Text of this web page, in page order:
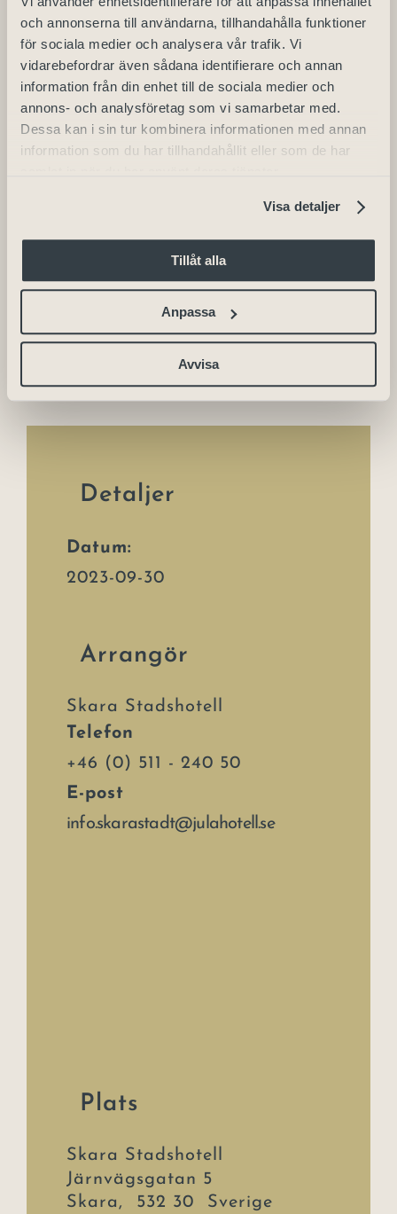
och annonserna till användarna, tillhandahålla funktioner
för sociala medier och analysera vår trafik. Vi
vidarebefordrar även sådana identifierare och annan
information från din enhet till de sociala medier och
annons- och analysföretag som vi samarbetar med.
Dessa kan i sin tur kombinera informationen med annan
information som du har tillhandahållit eller som de har
Visa detaljer
Tillåt alla
Anpassa
Avvisa
⠀⠀⠀⠀⠀⠀⠀
*All dryck köps i baren under detta
event
*Återköp endast vid inställt
evenemang. Avgift från
biljettleverantör återbetalas ej.
Varmt välkommen till Skara
Kongress!
Fredagsfeeling Scotts
Detaljer
Datum:
2023-09-30
Arrangör
Skara Stadshotell
Telefon
+46 (0) 511 - 240 50
E-post
info.skarastadt@julahotell.se
Plats
Skara Stadshotell
Järnvägsgatan 5
Skara , 532 30
Sverige